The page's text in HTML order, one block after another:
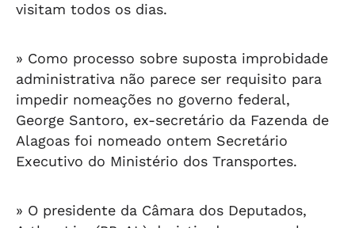
visitam todos os dias.
» Como processo sobre suposta improbidade
administrativa não parece ser requisito para
impedir nomeações no governo federal,
George Santoro, ex-secretário da Fazenda de
Alagoas foi nomeado ontem Secretário
Executivo do Ministério dos Transportes.
» O presidente da Câmara dos Deputados,